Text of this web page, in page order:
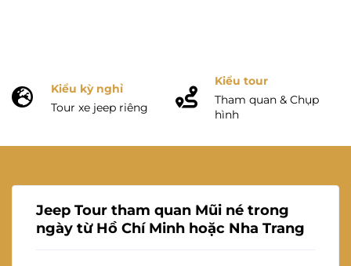
Kiểu kỳ nghỉ
Tour xe jeep riêng
Kiểu tour
Tham quan & Chụp
hình
Jeep Tour tham quan Mũi né trong
ngày từ Hồ Chí Minh hoặc Nha Trang